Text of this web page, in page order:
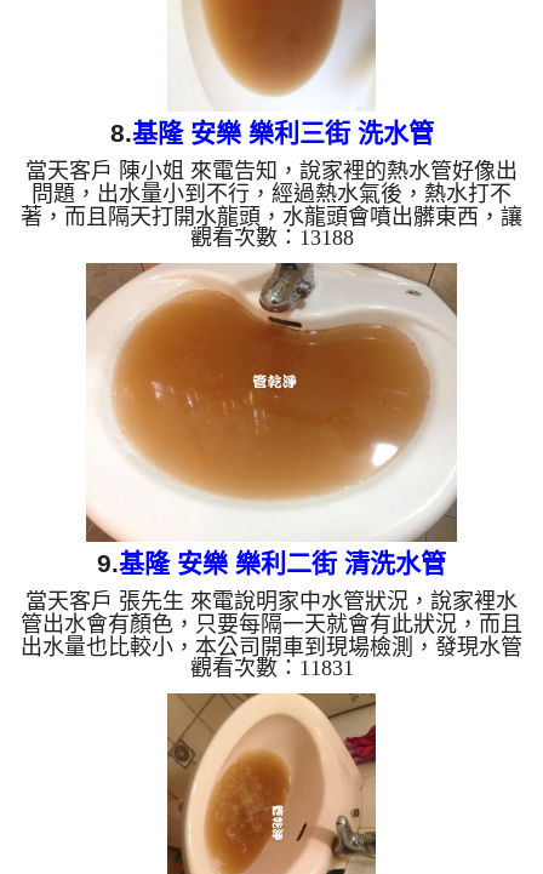
8.基隆 安樂 樂利三街 洗水管
當天客戶 陳小姐 來電告知，說家裡的熱水管好像出
問題，出水量小到不行，經過熱水氣後，熱水打不
著，而且隔天打開水龍頭，水龍頭會噴出髒東西，讓
她覺得洗澡刷牙噁心不已，本公司到現場檢測，才剛
拆下水龍頭就出現密密麻麻的管垢，讓客戶 陳小姐
看了下一跳，本公司架設 管路清洗機 ，開始 清洗水
管 ，鏽水及雜質一直從水龍頭噴出，如下影片，洗
水管 時鏽水出水約半個小時， 水管清洗 約兩個小時
後，水管總算洗乾淨，客戶 陳小姐 高興的說，終於
能放心用水了。 清洗水管, 水管清洗, 洗...
觀看次數：13188
9.基隆 安樂 樂利二街 清洗水管
當天客戶 張先生 來電說明家中水管狀況，說家裡水
管出水會有顏色，只要每隔一天就會有此狀況，而且
出水量也比較小，本公司開車到現場檢測，發現水管
管路厚厚的管垢，於是本公司裝設 管路清洗機 ，開
始 清洗水管 ，異物及鏽水從水龍頭不斷噴出，如下
影片，洗水管 時鏽水出水約幾十分鐘，水泄掉了還
留一層污垢，如下圖，客戶 張先生 拍照留念， 水管
清洗 約兩個小時後，水管總算洗乾淨，客戶 張先生
很高興，終於可安心用水了。 清洗水管, 水管清洗,
洗水管, 熱水管堵塞, 熱水忽冷忽熱 ...
觀看次數：11831